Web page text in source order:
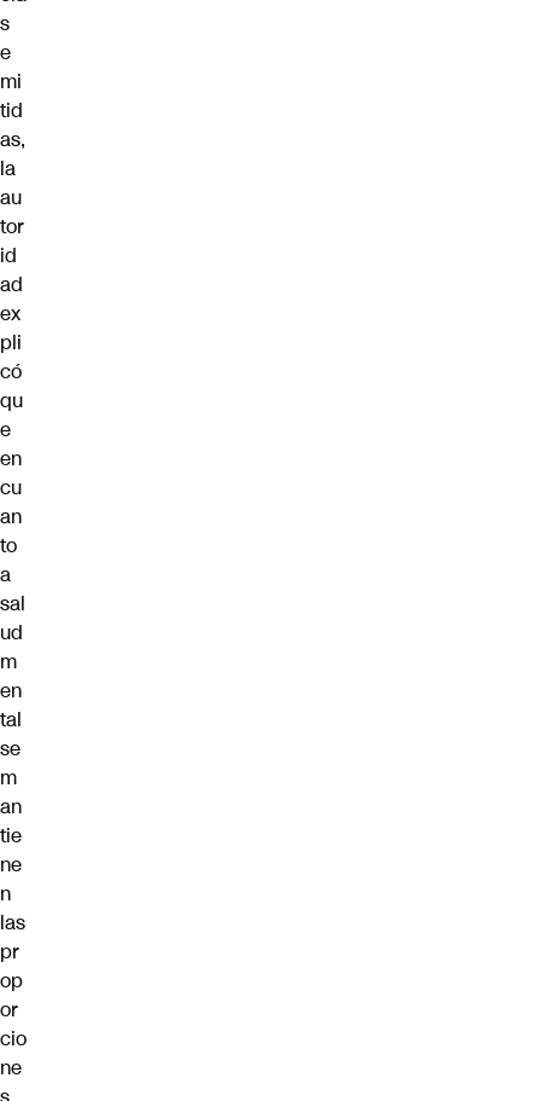
s
e
mi
tid
as,
la
au
tor
id
ad
ex
pli
có
qu
e
en
cu
an
to
a
sal
ud
m
en
tal
se
m
an
tie
ne
n
las
pr
op
or
cio
ne